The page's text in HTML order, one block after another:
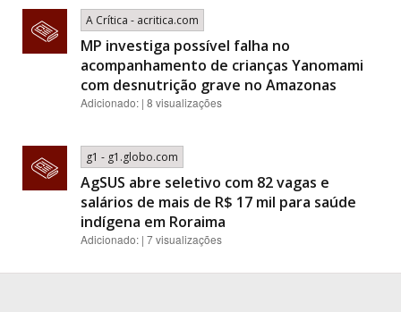
A Crítica - acritica.com
MP investiga possível falha no
acompanhamento de crianças Yanomami
com desnutrição grave no Amazonas
Adicionado: | 8 visualizações
g1 - g1.globo.com
AgSUS abre seletivo com 82 vagas e
salários de mais de R$ 17 mil para saúde
indígena em Roraima
Adicionado: | 7 visualizações